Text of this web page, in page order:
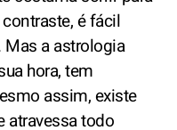
é fácil
Mas a astrologia
hora, tem
assim, existe
atravessa todo